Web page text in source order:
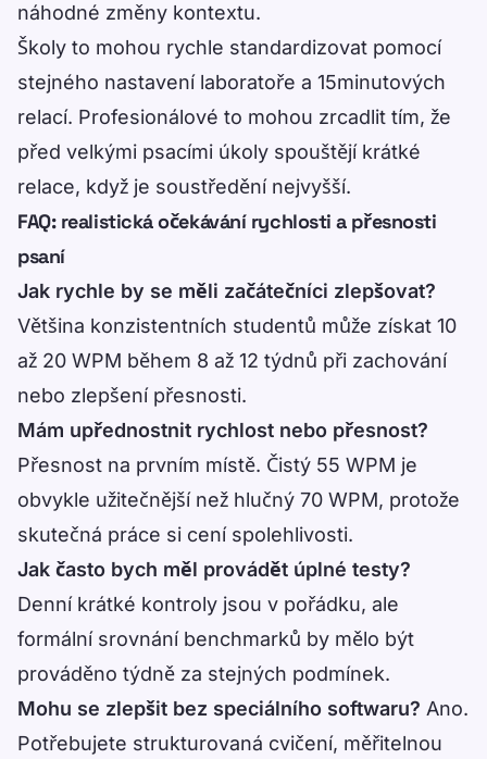
náhodné změny kontextu.
Školy to mohou rychle standardizovat pomocí
stejného nastavení laboratoře a 15minutových
relací. Profesionálové to mohou zrcadlit tím, že
před velkými psacími úkoly spouštějí krátké
relace, když je soustředění nejvyšší.
FAQ: realistická očekávání rychlosti a přesnosti
psaní
Jak rychle by se měli začátečníci zlepšovat?
Většina konzistentních studentů může získat 10
až 20 WPM během 8 až 12 týdnů při zachování
nebo zlepšení přesnosti.
Mám upřednostnit rychlost nebo přesnost?
Přesnost na prvním místě. Čistý 55 WPM je
obvykle užitečnější než hlučný 70 WPM, protože
skutečná práce si cení spolehlivosti.
Jak často bych měl provádět úplné testy?
Denní krátké kontroly jsou v pořádku, ale
formální srovnání benchmarků by mělo být
prováděno týdně za stejných podmínek.
Mohu se zlepšit bez speciálního softwaru? Ano.
Potřebujete strukturovaná cvičení, měřitelnou